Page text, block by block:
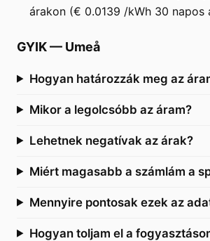
árakon (€ 0.0139 /kWh 30 napos
GYIK— Umeå
Hogyan határozzák meg az
Mikor a legolcsóbb az áram?
Lehetnek negatívak az árak?
Miért magasabb a számlám a
Mennyire pontosak ezek az
Hogyan toljam el a